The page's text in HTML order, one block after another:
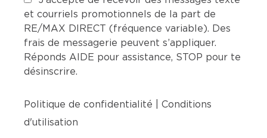
et courriels promotionnels de la part de
RE/MAX DIRECT (fréquence variable). Des
frais de messagerie peuvent s’appliquer.
Réponds AIDE pour assistance, STOP pour te
désinscrire.
Politique de confidentialité
Conditions
d'utilisation